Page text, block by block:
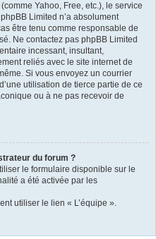
Yahoo, Free, etc.), le service
Limited n’a absolument
être tenu comme responsable de
Ne contactez pas phpBB Limited
incessant, insultant,
reliés avec le site internet de
Si vous envoyez un courrier
utilisation de tierce partie de ce
ou à ne pas recevoir de
du forum ?
le formulaire disponible sur le
a été activée par les
utiliser le lien « L’équipe ».